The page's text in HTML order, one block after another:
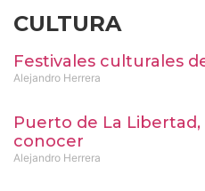
CULTURA
Festivales culturales
Alejandro Herrera
Puerto de La
conocer
Alejandro Herrera